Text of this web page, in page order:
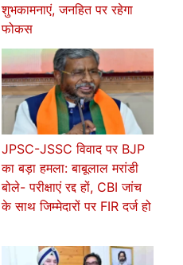
शुभकामनाएं, जनहित पर रहेगा
फोकस
JPSC-JSSC विवाद पर BJP
का बड़ा हमला: बाबूलाल मरांडी
बोले- परीक्षाएं रद्द हों, CBI जांच
के साथ जिम्मेदारों पर FIR दर्ज हो